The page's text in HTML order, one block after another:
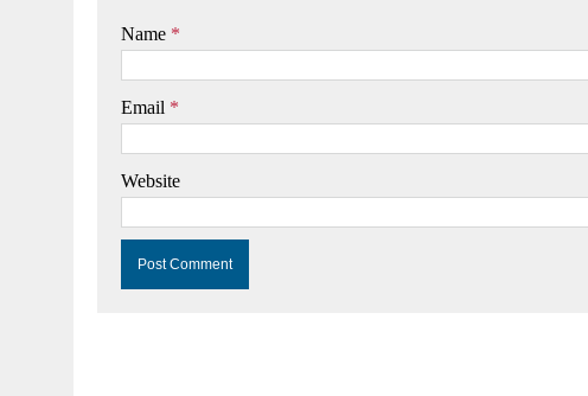
Name *
Email *
Website